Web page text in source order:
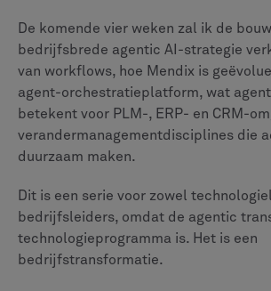
De komende vier weken zal ik de
bedrijfsbrede agentic AI-strategie
van workflows, hoe Mendix is
agent-orchestratieplatform, wat
betekent voor PLM-, ERP- en CRM-
verandermanagementdisciplines die
duurzaam maken.
Dit is een serie voor zowel
bedrijfsleiders, omdat de agentic
technologieprogramma is. Het is een
bedrijfstransformatie.